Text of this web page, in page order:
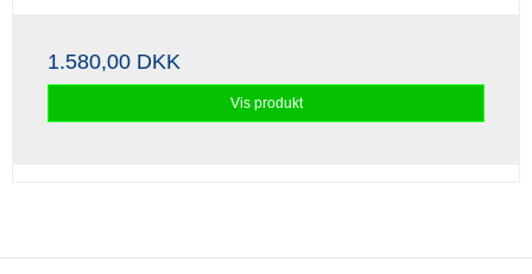
1.580,00 DKK
Vis produkt